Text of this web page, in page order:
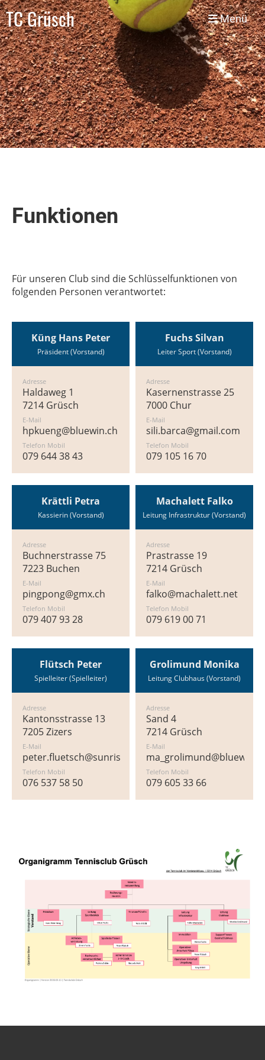
TC Grüsch Menü
Funktionen
Für unseren Club sind die Schlüsselfunktionen von
folgenden Personen verantwortet:
Küng Hans Peter
Präsident (Vorstand)
Adresse
Haldaweg 1
7214 Grüsch
E-Mail
hpkueng@bluewin.ch
Telefon Mobil
079 644 38 43
Fuchs Silvan
Leiter Sport (Vorstand)
Adresse
Kasernenstrasse 25
7000 Chur
E-Mail
sili.barca@gmail.com
Telefon Mobil
079 105 16 70
Krättli Petra
Kassierin (Vorstand)
Adresse
Buchnerstrasse 75
7223 Buchen
E-Mail
pingpong@gmx.ch
Telefon Mobil
079 407 93 28
Machalett Falko
Leitung Infrastruktur (Vorstand)
Adresse
Prastrasse 19
7214 Grüsch
E-Mail
falko@machalett.net
Telefon Mobil
079 619 00 71
Flütsch Peter
Spielleiter (Spielleiter)
Adresse
Kantonsstrasse 13
7205 Zizers
E-Mail
peter.fluetsch@sunrise.ch
Telefon Mobil
076 537 58 50
Grolimund Monika
Leitung Clubhaus (Vorstand)
Adresse
Sand 4
7214 Grüsch
E-Mail
Telefon Mobil
079 605 33 66